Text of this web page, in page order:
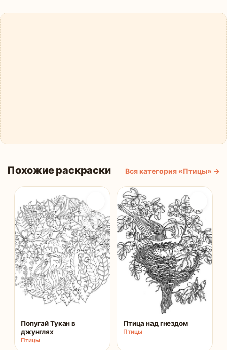
Похожие раскраски Вся категория «Птицы» →
Попугай Тукан в
джунглях
Птицы
Птица над гнездом
Птицы